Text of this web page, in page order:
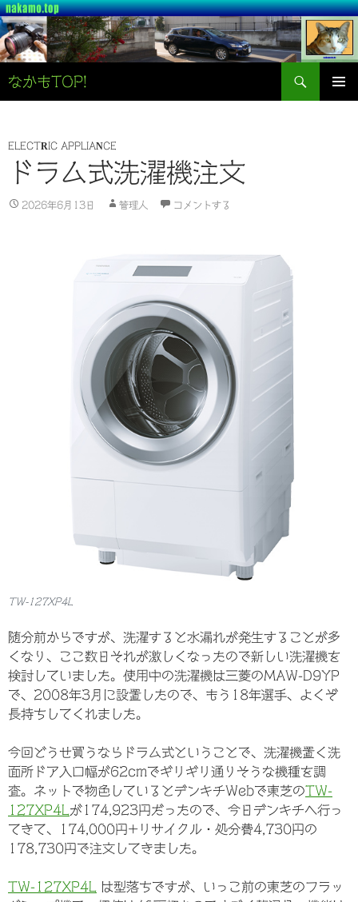
なかもTOP!
検
索
ン
ツ
へ
ス
ELECTRIC APPLIANCE
ドラム式洗濯機注文
2026年6月13日 管理人 コメントする
TW-127XP4L
随分前からですが、洗濯すると水漏れが発生することが多
くなり、ここ数日それが激しくなったので新しい洗濯機を
検討していました。使用中の洗濯機は三菱のMAW-D9YP
で、2008年3月に設置したので、もう18年選手、よくぞ
長持ちしてくれました。
今回どうせ買うならドラム式ということで、洗濯機置く洗
面所ドア入口幅が62cmでギリギリ通りそうな機種を調
査。ネットで物色しているとデンキチWebで東芝のTW-
127XP4Lが174,923円だったので、今日デンキチへ行っ
てきて、174,000円+リサイクル・処分費4,730円の
178,730円で注文してきました。
TW-127XP4L は型落ちですが、いっこ前の東芝のフラッ